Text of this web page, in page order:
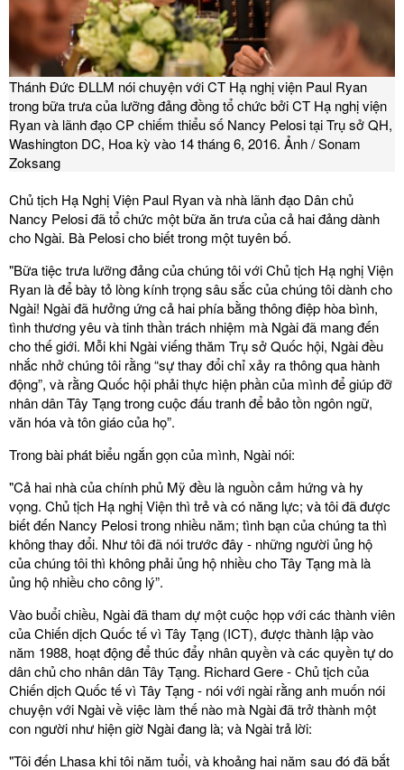
Thánh Đức ĐLLM nói chuyện với CT Hạ nghị viện Paul Ryan
trong bữa trưa của lưỡng đảng đồng tổ chức bởi CT Hạ nghị viện
Ryan và lãnh đạo CP chiếm thiểu số Nancy Pelosi tại Trụ sở QH,
Washington DC, Hoa kỳ vào 14 tháng 6, 2016. Ảnh / Sonam
Zoksang
Chủ tịch Hạ Nghị Viện Paul Ryan và nhà lãnh đạo Dân chủ
Nancy Pelosi đã tổ chức một bữa ăn trưa của cả hai đảng dành
cho Ngài. Bà Pelosi cho biết trong một tuyên bố.
"Bữa tiệc trưa lưỡng đảng của chúng tôi với Chủ tịch Hạ nghị Viện
Ryan là để bày tỏ lòng kính trọng sâu sắc của chúng tôi dành cho
Ngài! Ngài đã hưởng ứng cả hai phía bằng thông điệp hòa bình,
tình thương yêu và tinh thần trách nhiệm mà Ngài đã mang đến
cho thế giới. Mỗi khi Ngài viếng thăm Trụ sở Quốc hội, Ngài đều
nhắc nhở chúng tôi rằng “sự thay đổi chỉ xảy ra thông qua hành
động”, và rằng Quốc hội phải thực hiện phần của mình để giúp đỡ
nhân dân Tây Tạng trong cuộc đấu tranh để bảo tồn ngôn ngữ,
văn hóa và tôn giáo của họ”.
Trong bài phát biểu ngắn gọn của mình, Ngài nói:
"Cả hai nhà của chính phủ Mỹ đều là nguồn cảm hứng và hy
vọng. Chủ tịch Hạ nghị Viện thì trẻ và có năng lực; và tôi đã được
biết đến Nancy Pelosi trong nhiều năm; tình bạn của chúng ta thì
không thay đổi. Như tôi đã nói trước đây - những người ủng hộ
của chúng tôi thì không phải ủng hộ nhiều cho Tây Tạng mà là
ủng hộ nhiều cho công lý”.
Vào buổi chiều, Ngài đã tham dự một cuộc họp với các thành viên
của Chiến dịch Quốc tế vì Tây Tạng (ICT), được thành lập vào
năm 1988, hoạt động để thúc đẩy nhân quyền và các quyền tự do
dân chủ cho nhân dân Tây Tạng. Richard Gere - Chủ tịch của
Chiến dịch Quốc tế vì Tây Tạng - nói với ngài rằng anh muốn nói
chuyện với Ngài về việc làm thế nào mà Ngài đã trở thành một
con người như hiện giờ Ngài đang là; và Ngài trả lời:
"Tôi đến Lhasa khi tôi năm tuổi, và khoảng hai năm sau đó đã bắt